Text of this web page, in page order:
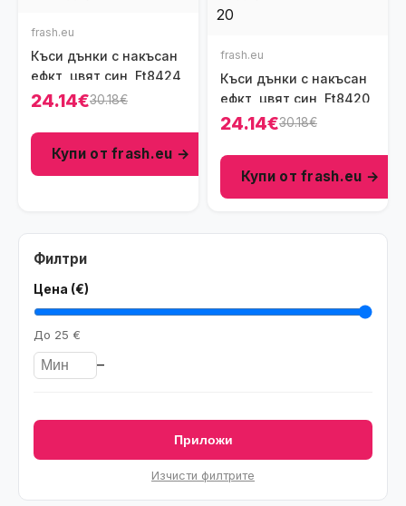
Филтри
Цена (€)
До 25 €
–
Приложи
Изчисти филтрите
frash.eu
Къси дънки с накъсан
ефкт, цвят син, Ft8424
24.14€30.18€
Купи от frash.eu →
frash.eu
Къси дънки с накъсан
ефкт, цвят син, Ft8420
24.14€30.18€
Купи от frash.eu →